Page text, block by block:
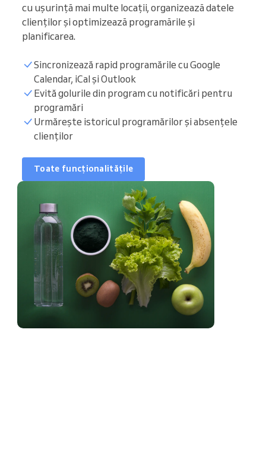
Sincronizează calendarul
cu ușurință mai multe locații, organizează datele
clienților și optimizează programările și
planificarea.
Sincronizează rapid programările cu Google
Calendar, iCal și Outlook
Evită golurile din program cu notificări pentru
programări
Urmărește istoricul programărilor și absențele
clienților
Toate funcționalitățile